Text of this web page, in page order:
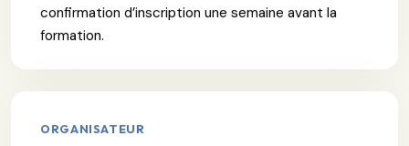
confirmation d’inscription une semaine avant la
formation.
ORGANISATEUR